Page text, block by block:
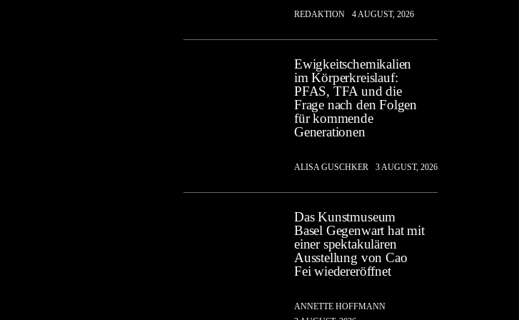
REDAKTION 4 AUGUST, 2026
Ewigkeitschemikalien
im Körperkreislauf:
PFAS, TFA und die
Frage nach den Folgen
für kommende
Generationen
ALISA GUSCHKER 3 AUGUST, 2026
Das Kunstmuseum
Basel Gegenwart hat mit
einer spektakulären
Ausstellung von Cao
Fei wiedereröffnet
ANNETTE HOFFMANN